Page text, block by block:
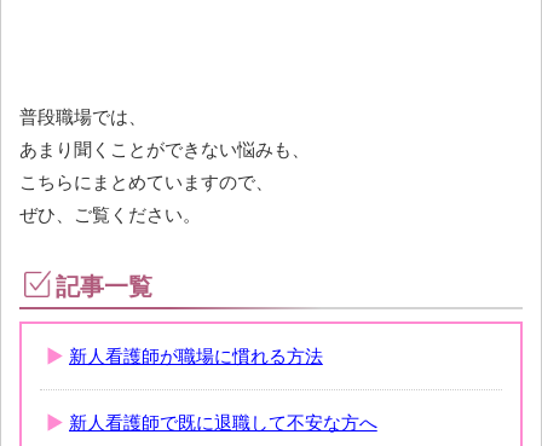
普段職場では、
あまり聞くことができない悩みも、
こちらにまとめていますので、
ぜひ、ご覧ください。
記事一覧
新人看護師が職場に慣れる方法
新人看護師で既に退職して不安な方へ